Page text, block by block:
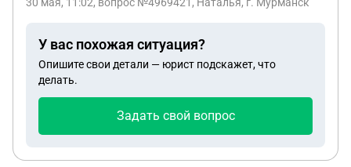
платежа 1/2 доля бывшей жене с остатка от
поступала.Задали вопрос помощнице, она
ответила что перевела деньги чтобы с этого счета
расплатиться с кредиторами. Хотя остальные
теперь делать? Разве так можно, переводить
У вас похожая ситуация?
Опишите свои детали — юрист подскажет, что
делать.
Задать свой вопрос